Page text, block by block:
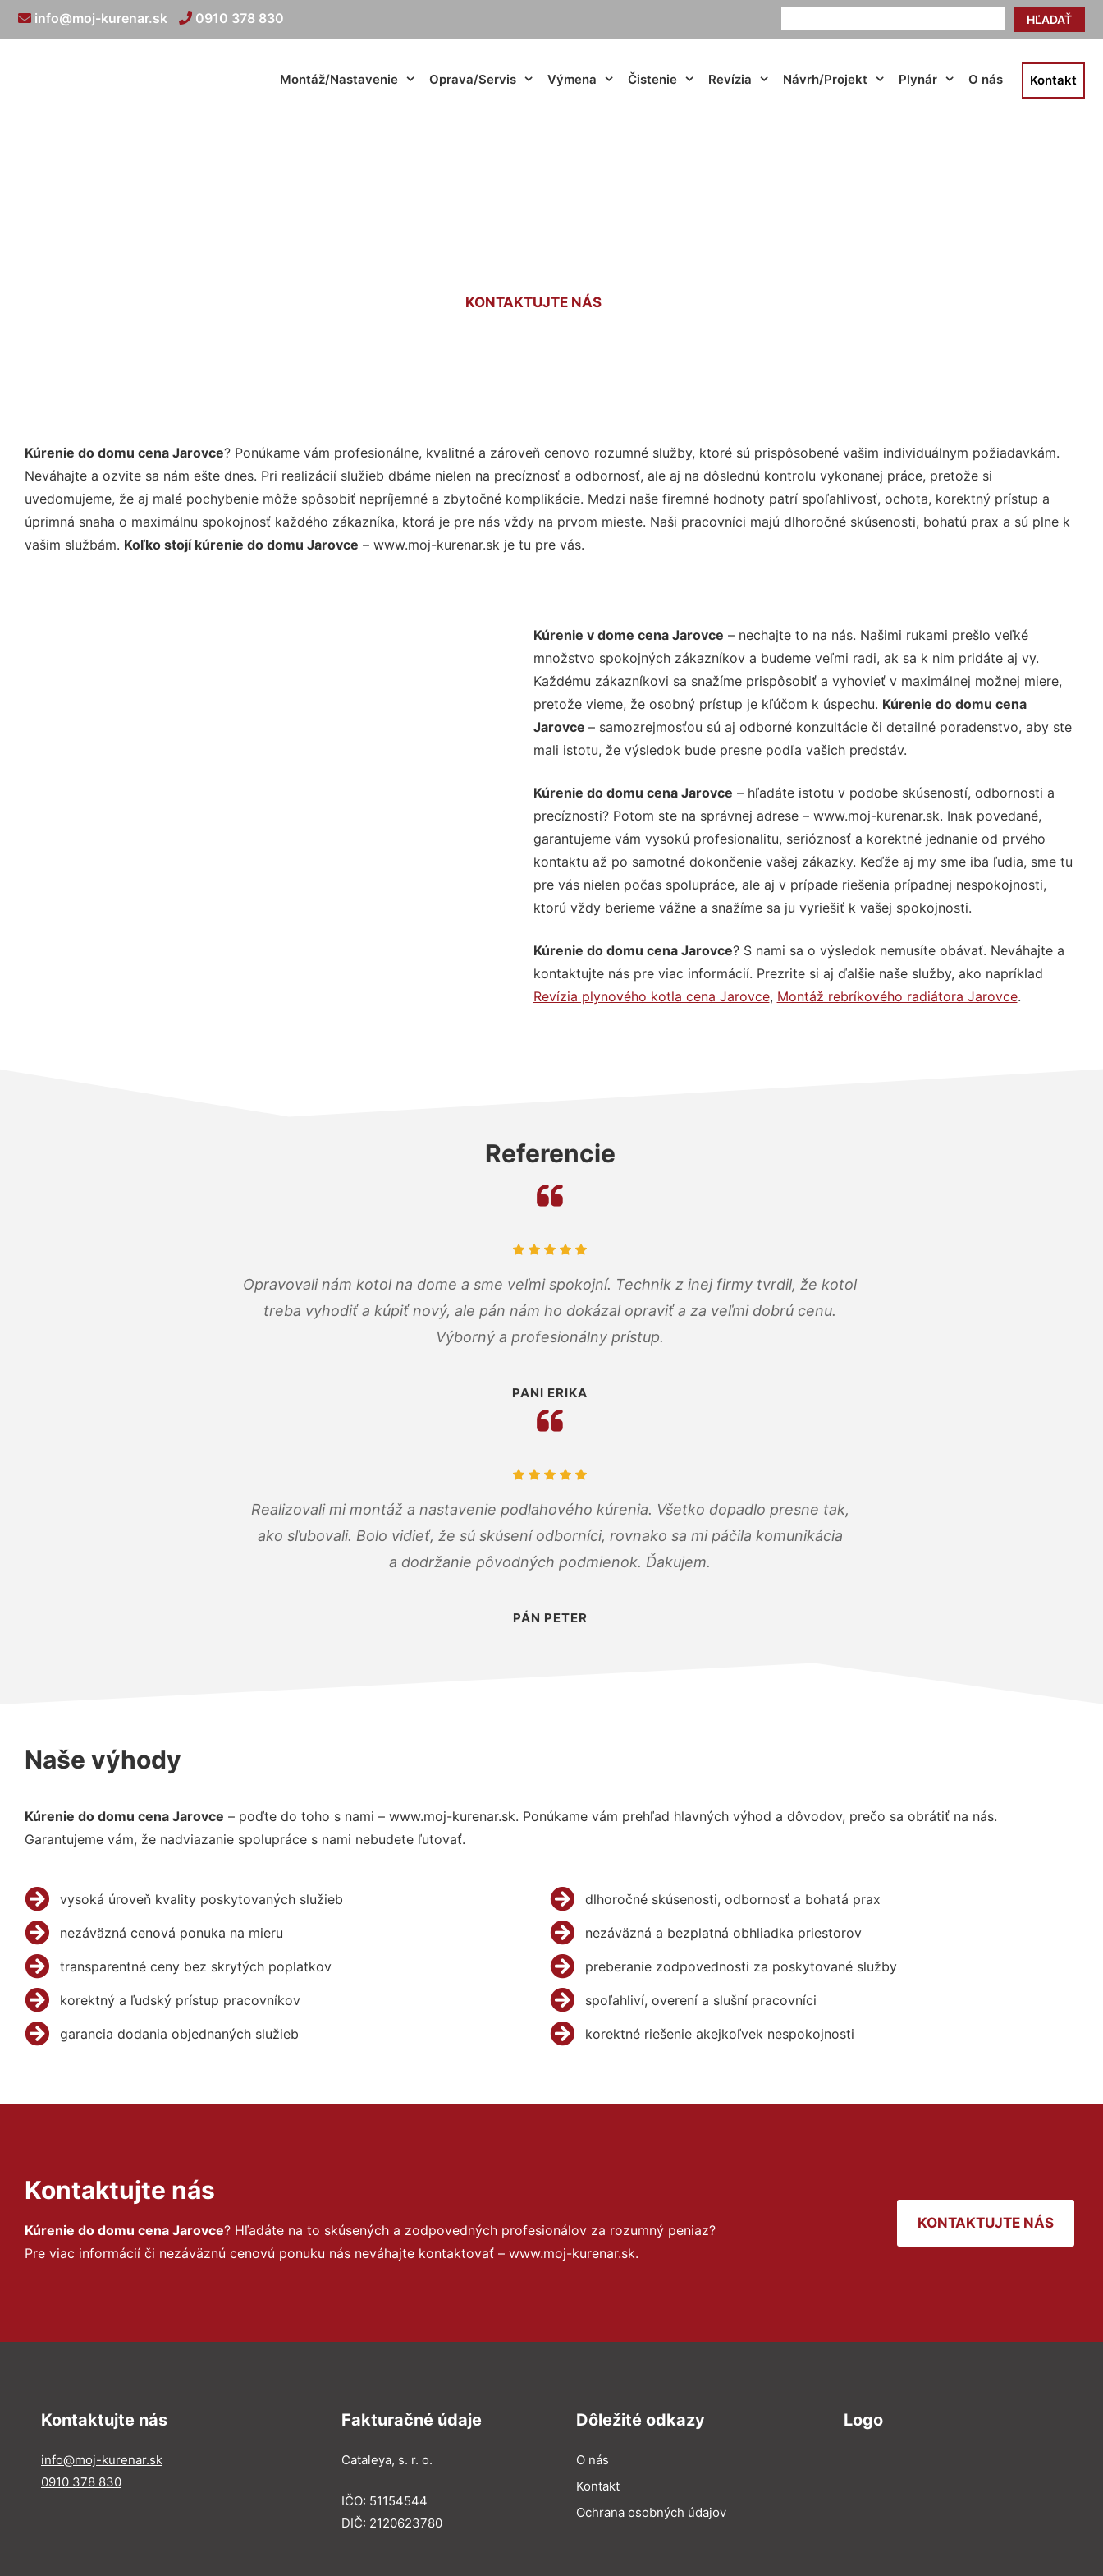
HĽADAŤ
info@moj-kurenar.sk 0910 378 830
Montáž/Nastavenie Oprava/Servis Výmena Čistenie Revízia Návrh/Projekt Plynár O nás Kontakt
KONTAKTUJTE NÁS
Kúrenie do domu cena Jarovce? Ponúkame vám profesionálne, kvalitné a zároveň cenovo rozumné služby, ktoré sú prispôsobené vašim individuálnym požiadavkám.
Neváhajte a ozvite sa nám ešte dnes. Pri realizácií služieb dbáme nielen na precíznosť a odbornosť, ale aj na dôslednú kontrolu vykonanej práce, pretože si
uvedomujeme, že aj malé pochybenie môže spôsobiť nepríjemné a zbytočné komplikácie. Medzi naše firemné hodnoty patrí spoľahlivosť, ochota, korektný prístup a
úprimná snaha o maximálnu spokojnosť každého zákazníka, ktorá je pre nás vždy na prvom mieste. Naši pracovníci majú dlhoročné skúsenosti, bohatú prax a sú plne k
vašim službám. Koľko stojí kúrenie do domu Jarovce – www.moj-kurenar.sk je tu pre vás.
Kúrenie v dome cena Jarovce – nechajte to na nás. Našimi rukami prešlo veľké
množstvo spokojných zákazníkov a budeme veľmi radi, ak sa k nim pridáte aj vy.
Každému zákazníkovi sa snažíme prispôsobiť a vyhovieť v maximálnej možnej miere,
pretože vieme, že osobný prístup je kľúčom k úspechu. Kúrenie do domu cena
Jarovce – samozrejmosťou sú aj odborné konzultácie či detailné poradenstvo, aby ste
mali istotu, že výsledok bude presne podľa vašich predstáv.
Kúrenie do domu cena Jarovce – hľadáte istotu v podobe skúseností, odbornosti a
precíznosti? Potom ste na správnej adrese – www.moj-kurenar.sk. Inak povedané,
garantujeme vám vysokú profesionalitu, serióznosť a korektné jednanie od prvého
kontaktu až po samotné dokončenie vašej zákazky. Keďže aj my sme iba ľudia, sme tu
pre vás nielen počas spolupráce, ale aj v prípade riešenia prípadnej nespokojnosti,
ktorú vždy berieme vážne a snažíme sa ju vyriešiť k vašej spokojnosti.
Kúrenie do domu cena Jarovce? S nami sa o výsledok nemusíte obávať. Neváhajte a
kontaktujte nás pre viac informácií. Prezrite si aj ďalšie naše služby, ako napríklad
Revízia plynového kotla cena Jarovce, Montáž rebríkového radiátora Jarovce.
Referencie
Opravovali nám kotol na dome a sme veľmi spokojní. Technik z inej firmy tvrdil, že kotol
treba vyhodiť a kúpiť nový, ale pán nám ho dokázal opraviť a za veľmi dobrú cenu.
Výborný a profesionálny prístup.
PANI ERIKA
Realizovali mi montáž a nastavenie podlahového kúrenia. Všetko dopadlo presne tak,
ako sľubovali. Bolo vidieť, že sú skúsení odborníci, rovnako sa mi páčila komunikácia
a dodržanie pôvodných podmienok. Ďakujem.
PÁN PETER
Naše výhody
Kúrenie do domu cena Jarovce – poďte do toho s nami – www.moj-kurenar.sk. Ponúkame vám prehľad hlavných výhod a dôvodov, prečo sa obrátiť na nás.
Garantujeme vám, že nadviazanie spolupráce s nami nebudete ľutovať.
vysoká úroveň kvality poskytovaných služieb
nezáväzná cenová ponuka na mieru
transparentné ceny bez skrytých poplatkov
korektný a ľudský prístup pracovníkov
garancia dodania objednaných služieb
dlhoročné skúsenosti, odbornosť a bohatá prax
nezáväzná a bezplatná obhliadka priestorov
preberanie zodpovednosti za poskytované služby
spoľahliví, overení a slušní pracovníci
korektné riešenie akejkoľvek nespokojnosti
Kontaktujte nás
Kúrenie do domu cena Jarovce? Hľadáte na to skúsených a zodpovedných profesionálov za rozumný peniaz?
Pre viac informácií či nezáväznú cenovú ponuku nás neváhajte kontaktovať – www.moj-kurenar.sk.
KONTAKTUJTE NÁS
Kontaktujte nás
info@moj-kurenar.sk
0910 378 830
Fakturačné údaje
Cataleya, s. r. o.
IČO: 51154544
DIČ: 2120623780
Dôležité odkazy
O nás
Kontakt
Ochrana osobných údajov
Logo